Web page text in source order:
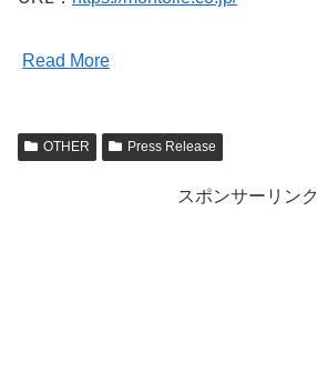
Read More
OTHER Press Release
スポンサーリンク